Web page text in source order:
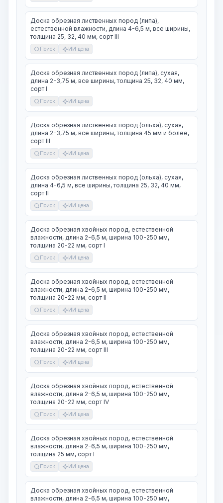
Доска обрезная лиственных пород (липа),
естественной влажности, длина 4-6,5 м, все ширины,
толщина 25, 32, 40 мм, сорт III
Поиск ИИ цена
Доска обрезная лиственных пород (липа), сухая,
длина 2-3,75 м, все ширины, толщина 25, 32, 40 мм,
сорт I
Поиск ИИ цена
Доска обрезная лиственных пород (ольха), сухая,
длина 2-3,75 м, все ширины, толщина 45 мм и более,
сорт III
Поиск ИИ цена
Доска обрезная лиственных пород (ольха), сухая,
длина 4-6,5 м, все ширины, толщина 25, 32, 40 мм,
сорт II
Поиск ИИ цена
Доска обрезная хвойных пород, естественной
влажности, длина 2-6,5 м, ширина 100-250 мм,
толщина 20-22 мм, сорт I
Поиск ИИ цена
Доска обрезная хвойных пород, естественной
влажности, длина 2-6,5 м, ширина 100-250 мм,
толщина 20-22 мм, сорт II
Поиск ИИ цена
Доска обрезная хвойных пород, естественной
влажности, длина 2-6,5 м, ширина 100-250 мм,
толщина 20-22 мм, сорт III
Поиск ИИ цена
Доска обрезная хвойных пород, естественной
влажности, длина 2-6,5 м, ширина 100-250 мм,
толщина 20-22 мм, сорт IV
Поиск ИИ цена
Доска обрезная хвойных пород, естественной
влажности, длина 2-6,5 м, ширина 100-250 мм,
толщина 25 мм, сорт I
Поиск ИИ цена
Доска обрезная хвойных пород, естественной
влажности, длина 2-6,5 м, ширина 100-250 мм,